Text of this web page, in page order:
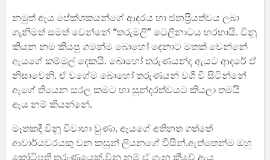
නමුත් ඇය පේක්ශකයන්ගේ ආදරය හා ජනප්‍රියත්වය ලබා
ගැනිමත් සමත් වෙන්නේ “තරුමලි” ටෙලිනාටය හරහායි. විනූ
කියන නම කියපු ගමන්ම බොහෝ දෙනාට මතක් වෙන්නේ
ඇයගේ කම්මුල් දෙකයි. බොහෝ තරුණයන්ද ඇයට ආදරේ ඒ
නිසාවෙනි. ඒ වගේම බොහෝ තරුණයන් වශී වී සිටින්නේ
ඇගේ තියෙන සරල කමට හා සුන්දරත්වයට කියලා තමයි
ඇය නම් කියන්නේ.
මෑතකදී විනූ විවාහා වුණා. ඇයගේ අතිනත ගත්තේ
ආචාර්යවරයකු වන කසුන් ලියනගේ විසින්.ඇත්තෙන්ම ඔහු
කෝටිපති තරුණයෙක්.විනූ නම් ඒ ගැන කීවේ ඇය